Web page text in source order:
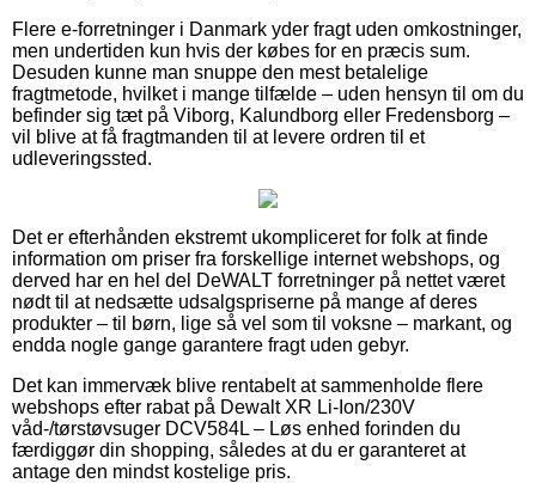
Flere e-forretninger i Danmark yder fragt uden omkostninger,
men undertiden kun hvis der købes for en præcis sum.
Desuden kunne man snuppe den mest betalelige
fragtmetode, hvilket i mange tilfælde – uden hensyn til om du
befinder sig tæt på Viborg, Kalundborg eller Fredensborg –
vil blive at få fragtmanden til at levere ordren til et
udleveringssted.
Det er efterhånden ekstremt ukompliceret for folk at finde
information om priser fra forskellige internet webshops, og
derved har en hel del DeWALT forretninger på nettet været
nødt til at nedsætte udsalgspriserne på mange af deres
produkter – til børn, lige så vel som til voksne – markant, og
endda nogle gange garantere fragt uden gebyr.
Det kan immervæk blive rentabelt at sammenholde flere
webshops efter rabat på Dewalt XR Li-Ion/230V
våd-/tørstøvsuger DCV584L – Løs enhed forinden du
færdiggør din shopping, således at du er garanteret at
antage den mindst kostelige pris.